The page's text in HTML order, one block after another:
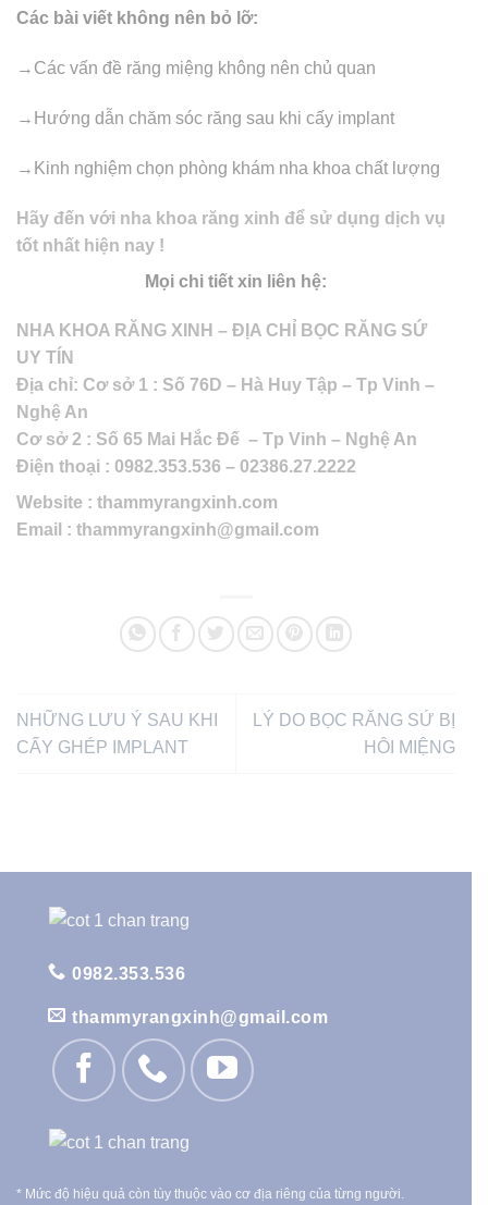
Các bài viết không nên bỏ lỡ:
→Các vấn đề răng miệng không nên chủ quan
→Hướng dẫn chăm sóc răng sau khi cấy implant
→Kinh nghiệm chọn phòng khám nha khoa chất lượng
Hãy đến với nha khoa răng xinh để sử dụng dịch vụ
tốt nhất hiện nay !
Mọi chi tiết xin liên hệ:
NHA KHOA RĂNG XINH – ĐỊA CHỈ BỌC RĂNG SỨ
UY TÍN
Địa chỉ: Cơ sở 1 : Số 76D – Hà Huy Tập – Tp Vinh –
Nghệ An
Cơ sở 2 : Số 65 Mai Hắc Đế – Tp Vinh – Nghệ An
Điện thoại : 0982.353.536 – 02386.27.2222
Website : thammyrangxinh.com
Email : thammyrangxinh@gmail.com
NHỮNG LƯU Ý SAU KHI
CẤY GHÉP IMPLANT
LÝ DO BỌC RĂNG SỨ BỊ
HÔI MIỆNG
0982.353.536
thammyrangxinh@gmail.com
* Mức độ hiệu quả còn tùy thuộc vào cơ địa riêng của từng người.